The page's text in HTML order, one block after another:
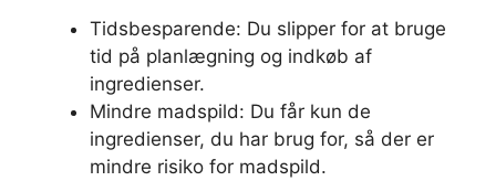
Tidsbesparende: Du slipper for at bruge
tid på planlægning og indkøb af
ingredienser.
Mindre madspild: Du får kun de
ingredienser, du har brug for, så der er
mindre risiko for madspild.